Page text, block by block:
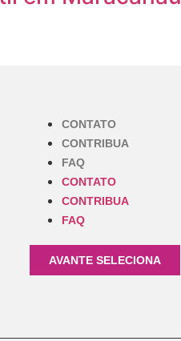
CONTATO
CONTRIBUA
FAQ
CONTATO
CONTRIBUA
FAQ
AVANTE SELECIONA